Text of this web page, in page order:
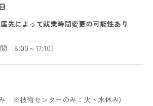
先によって就業時間変更の可能性あり
8:00～17:10）
※技術センターのみ：火・水休み)